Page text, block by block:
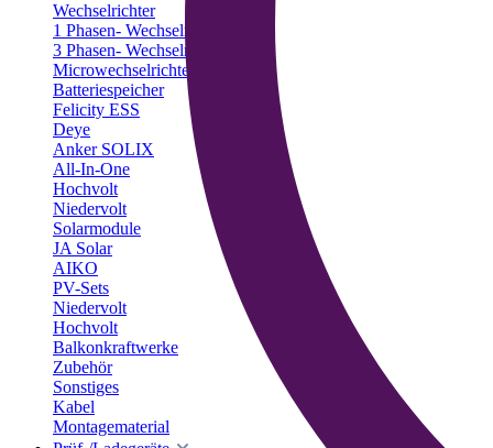
Wechselrichter
1 Phasen- Wechselrichter
3 Phasen- Wechselrichter
Microwechselrichter
Batteriespeicher
Felicity ESS
Deye
Anker SOLIX
All-In-One
Hochvolt
Niedervolt
Solarmodule
JA Solar
AIKO
PV-Sets
Niedervolt
Hochvolt
Balkonkraftwerke
Zubehör
Sonstiges
Kabel
Montagematerial